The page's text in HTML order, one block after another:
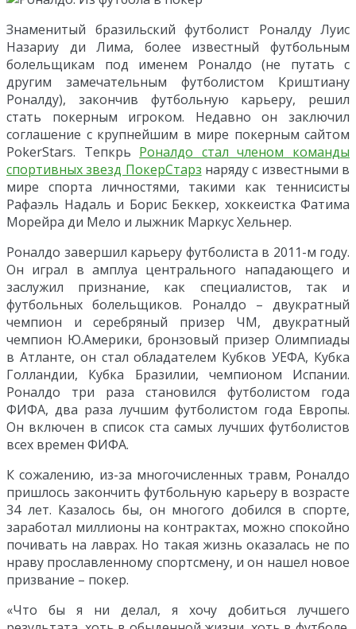
Знаменитый бразильский футболист Роналду Луис
Назариу ди Лима, более известный футбольным
болельщикам под именем Роналдо (не путать с
другим замечательным футболистом Криштиану
Роналду), закончив футбольную карьеру, решил
стать покерным игроком. Недавно он заключил
соглашение с крупнейшим в мире покерным сайтом
PokerStars. Тепкрь Роналдо стал членом команды
спортивных звезд ПокерСтарз наряду с известными в
мире спорта личностями, такими как теннисисты
Рафаэль Надаль и Борис Беккер, хоккеистка Фатима
Морейра ди Мело и лыжник Маркус Хельнер.
Роналдо завершил карьеру футболиста в 2011-м году.
Он играл в амплуа центрального нападающего и
заслужил признание, как специалистов, так и
футбольных болельщиков. Роналдо – двукратный
чемпион и серебряный призер ЧМ, двукратный
чемпион Ю.Америки, бронзовый призер Олимпиады
в Атланте, он стал обладателем Кубков УЕФА, Кубка
Голландии, Кубка Бразилии, чемпионом Испании.
Роналдо три раза становился футболистом года
ФИФА, два раза лучшим футболистом года Европы.
Он включен в список ста самых лучших футболистов
всех времен ФИФА.
К сожалению, из-за многочисленных травм, Роналдо
пришлось закончить футбольную карьеру в возрасте
34 лет. Казалось бы, он многого добился в спорте,
заработал миллионы на контрактах, можно спокойно
почивать на лаврах. Но такая жизнь оказалась не по
нраву прославленному спортсмену, и он нашел новое
призвание – покер.
«Что бы я ни делал, я хочу добиться лучшего